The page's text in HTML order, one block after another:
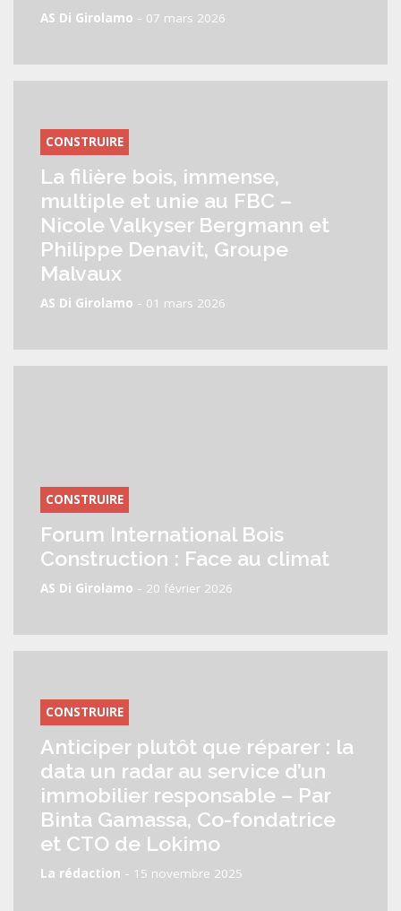
AS Di Girolamo - 07 mars 2026
CONSTRUIRE
La filière bois, immense,
multiple et unie au FBC –
Nicole Valkyser Bergmann et
Philippe Denavit, Groupe
Malvaux
AS Di Girolamo - 01 mars 2026
CONSTRUIRE
Forum International Bois
Construction : Face au climat
AS Di Girolamo - 20 février 2026
CONSTRUIRE
Anticiper plutôt que réparer : la
data un radar au service d’un
immobilier responsable – Par
Binta Gamassa, Co-fondatrice
et CTO de Lokimo
La rédaction - 15 novembre 2025